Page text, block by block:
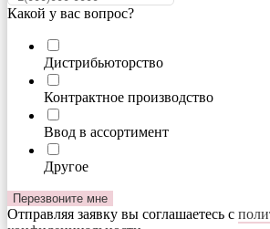
Какой у вас вопрос?
Дистрибьюторство
Контрактное производство
Ввод в ассортимент
Другое
Перезвоните мне
Отправляя заявку вы соглашаетесь с